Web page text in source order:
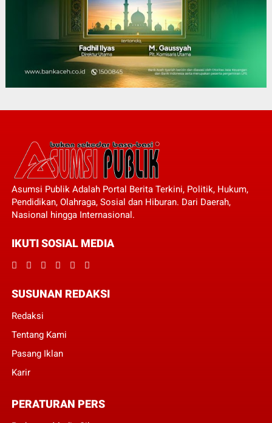
Asumsi Publik Adalah Portal Berita Terkini, Politik, Hukum,
Pendidikan, Olahraga, Sosial dan Hiburan. Dari Daerah,
Nasional hingga Internasional.
IKUTI SOSIAL MEDIA
SUSUNAN REDAKSI
Redaksi
Tentang Kami
Pasang Iklan
Karir
PERATURAN PERS